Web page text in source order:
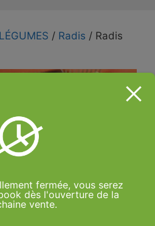
LÉGUMES / Radis / Radis
fermée, vous serez
dès l'ouverture de la
vente.